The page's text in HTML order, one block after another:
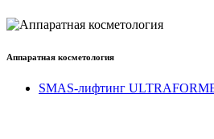
Аппаратная косметология
SMAS-лифтинг